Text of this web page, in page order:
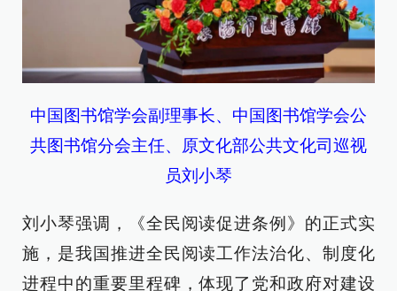
中国图书馆学会副理事长、中国图书馆学会公
共图书馆分会主任、原文化部公共文化司巡视
员刘小琴
刘小琴强调，《全民阅读促进条例》的正式实
施，是我国推进全民阅读工作法治化、制度化
进程中的重要里程碑，体现了党和政府对建设